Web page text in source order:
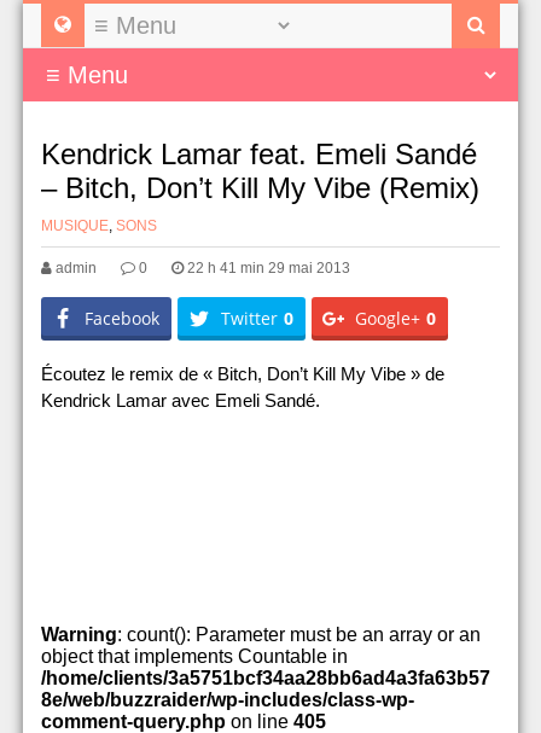
Kendrick Lamar feat. Emeli Sandé
– Bitch, Don’t Kill My Vibe (Remix)
MUSIQUE, SONS
admin 0 22 h 41 min 29 mai 2013
Facebook Twitter 0 Google+ 0
Écoutez le remix de « Bitch, Don’t Kill My Vibe » de
Kendrick Lamar avec Emeli Sandé.
Warning: count(): Parameter must be an array or an
object that implements Countable in
/home/clients/3a5751bcf34aa28bb6ad4a3fa63b57
8e/web/buzzraider/wp-includes/class-wp-
comment-query.php on line 405